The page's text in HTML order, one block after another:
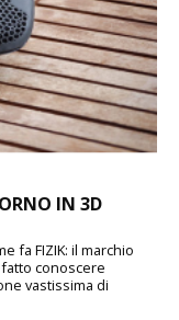
IN 3D
fa FIZIK: il marchio
conoscere
vastissima di